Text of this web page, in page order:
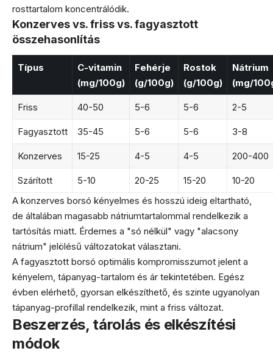
rosttartalom koncentrálódik.
Konzerves vs. friss vs. fagyasztott
összehasonlítás
Típus
C-vitamin
(mg/100g)
Fehérje
(g/100g)
Rostok
(g/100g)
Nátrium
(mg/
Friss 40-50 5-6 5-6 2-5
Fagyasztott 35-45 5-6 5-6 3-8
Konzerves 15-25 4-5 4-5 200-400
Szárított 5-10 20-25 15-20
10-20
A konzerves borsó kényelmes és hosszú ideig eltartható,
de általában magasabb nátriumtartalommal rendelkezik a
tartósítás miatt. Érdemes a "só nélkül" vagy "alacsony
nátrium" jelölésű változatokat választani.
A fagyasztott borsó optimális kompromisszumot jelent a
kényelem, tápanyag-tartalom és ár tekintetében. Egész
évben elérhető, gyorsan elkészíthető, és szinte ugyanolyan
tápanyag-profillal rendelkezik, mint a friss változat.
Beszerzés, tárolás és elkészítési
módok